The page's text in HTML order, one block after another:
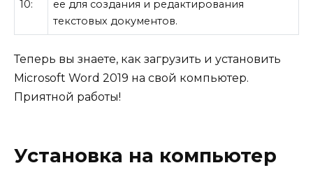
10:
ее для создания и редактирования
текстовых документов.
Теперь вы знаете, как загрузить и установить
Microsoft Word 2019 на свой компьютер.
Приятной работы!
Установка на компьютер